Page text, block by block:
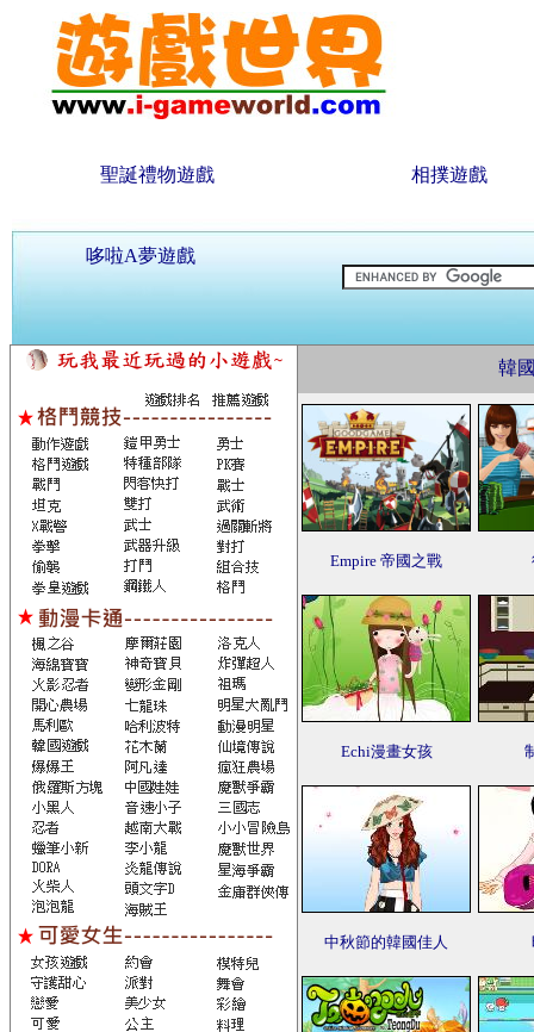
聖誕禮物遊戲 相撲遊戲
哆啦A夢遊戲
韓
Empire 帝國之戰
Echi漫畫女孩
中秋節的韓國佳人